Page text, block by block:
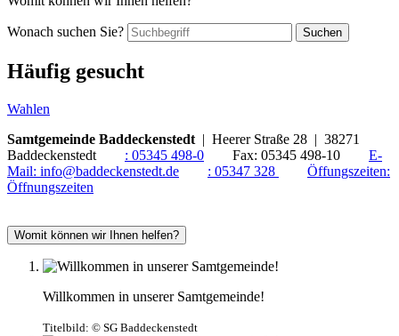
Wonach suchen Sie? Suchen
Häufig gesucht
Wahlen
Samtgemeinde Baddeckenstedt | Heerer Straße 28 | 38271
Baddeckenstedt : 05345 498-0 Fax: 05345 498-10
E-
Mail: info@baddeckenstedt.de : 05347 328
Öffungszeiten:
Öffnungszeiten
Womit können wir Ihnen helfen?
Willkommen in unserer Samtgemeinde!
Titelbild: © SG Baddeckenstedt